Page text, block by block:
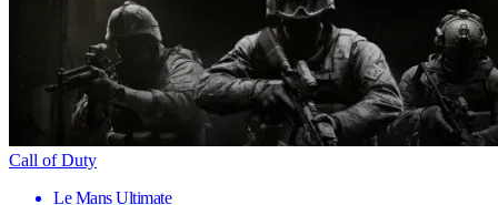
Call of Duty
Le Mans Ultimate